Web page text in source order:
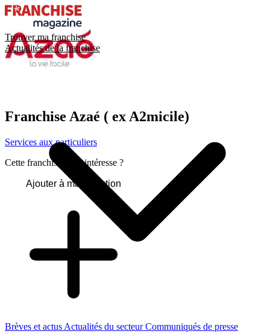
Trouver ma franchise
Actualités de la franchise
Brèves et actus Actualités du secteurCommuniqués de presse
Franchise Azaé ( ex A2micile)
Services aux particuliers
Cette franchise vous intéresse ?
Ajouter à ma sélection